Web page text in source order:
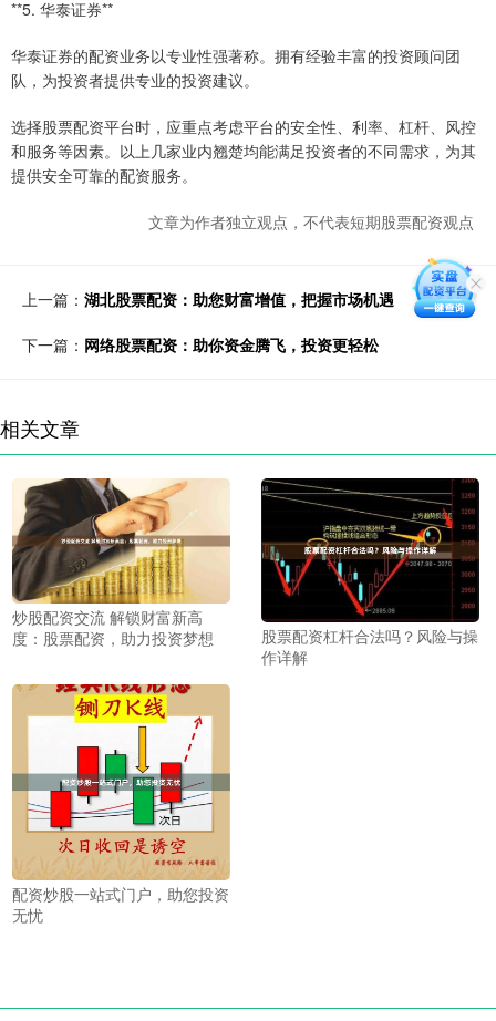
**5. 华泰证券**
华泰证券的配资业务以专业性强著称。拥有经验丰富的投资顾问团
队，为投资者提供专业的投资建议。
选择股票配资平台时，应重点考虑平台的安全性、利率、杠杆、风控
和服务等因素。以上几家业内翘楚均能满足投资者的不同需求，为其
提供安全可靠的配资服务。
文章为作者独立观点，不代表短期股票配资观点
上一篇： 湖北股票配资：助您财富增值，把握市场机遇
下一篇： 网络股票配资：助你资金腾飞，投资更轻松
相关文章
炒股配资交流 解锁财富新高
度：股票配资，助力投资梦想
股票配资杠杆合法吗？风险与操
作详解
配资炒股一站式门户，助您投资
无忧